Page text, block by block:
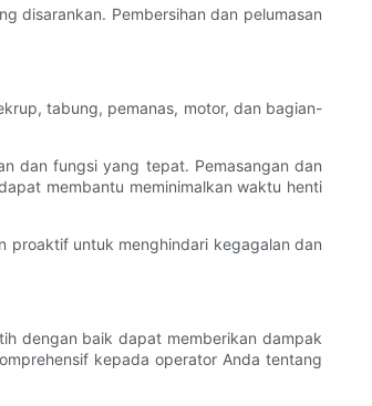
disarankan. Pembersihan dan pelumasan
tabung, pemanas, motor, dan bagian-
dan fungsi yang tepat. Pemasangan dan
membantu meminimalkan waktu henti
proaktif untuk menghindari kegagalan dan
dengan baik dapat memberikan dampak
kepada operator Anda tentang